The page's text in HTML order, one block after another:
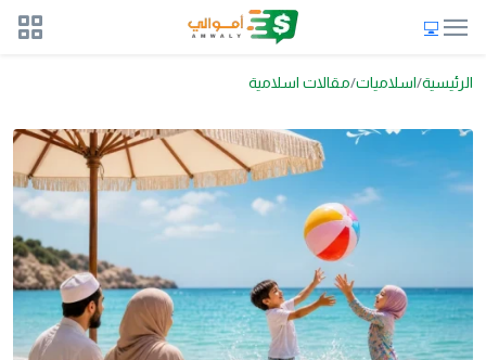
الرئيسية اسلاميات مقالات اسلامية